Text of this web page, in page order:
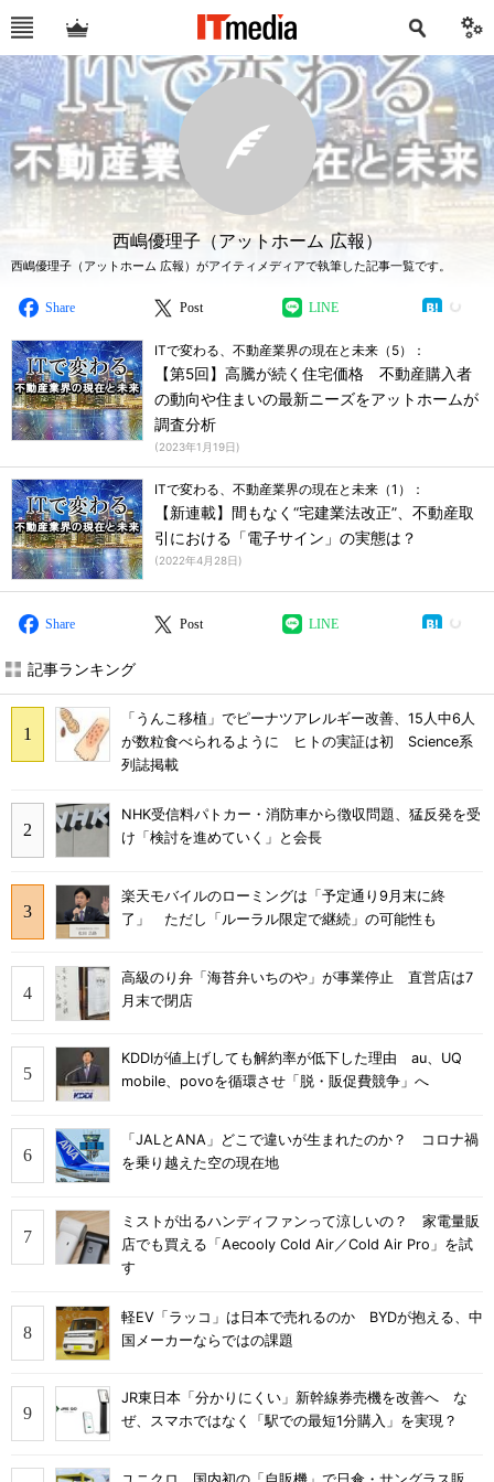
西嶋優理子（アットホーム 広報）
西嶋優理子（アットホーム 広報）がアイティメディアで執筆した記事一覧です。
Share Post LINE
ITで変わる、不動産業界の現在と未来（5）：
【第5回】高騰が続く住宅価格 不動産購入者
の動向や住まいの最新ニーズをアットホームが
調査分析
(2023年1月19日)
ITで変わる、不動産業界の現在と未来（1）：
【新連載】間もなく“宅建業法改正”、不動産取
引における「電子サイン」の実態は？
(2022年4月28日)
Share Post LINE
記事ランキング
「うんこ移植」でピーナツアレルギー改善、15人中6人
が数粒食べられるように ヒトの実証は初 Science系
列誌掲載
NHK受信料パトカー・消防車から徴収問題、猛反発を受
け「検討を進めていく」と会長
楽天モバイルのローミングは「予定通り9月末に終
了」 ただし「ルーラル限定で継続」の可能性も
高級のり弁「海苔弁いちのや」が事業停止 直営店は7
月末で閉店
KDDIが値上げしても解約率が低下した理由 au、UQ
mobile、povoを循環させ「脱・販促費競争」へ
「JALとANA」どこで違いが生まれたのか？ コロナ禍
を乗り越えた空の現在地
ミストが出るハンディファンって涼しいの？ 家電量販
店でも買える「Aecooly Cold Air／Cold Air Pro」を試
す
軽EV「ラッコ」は日本で売れるのか BYDが抱える、中
国メーカーならではの課題
JR東日本「分かりにくい」新幹線券売機を改善へ な
ぜ、スマホではなく「駅での最短1分購入」を実現？